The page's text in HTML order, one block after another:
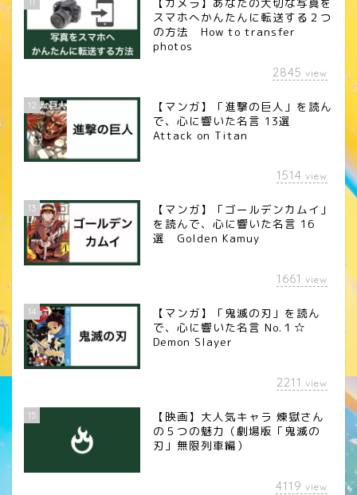
スマホへかんたんに転送する２つ
の方法 How to transfer
photos
2845 view
12
【マンガ】「進撃の巨人」を読ん
で、心に響いた名言 13選
Attack on Titan
1514 view
13
【マンガ】「ゴールデンカムイ」
を読んで、心に響いた名言 16
選 Golden Kamuy
1661 view
14
【マンガ】「鬼滅の刃」を読ん
で、心に響いた名言 No.１☆
Demon Slayer
2211 view
15
【映画】大人気キャラ 煉󠄁獄さん
の５つの魅力（劇場版「鬼滅の
刃」無限列車編）
4119 view